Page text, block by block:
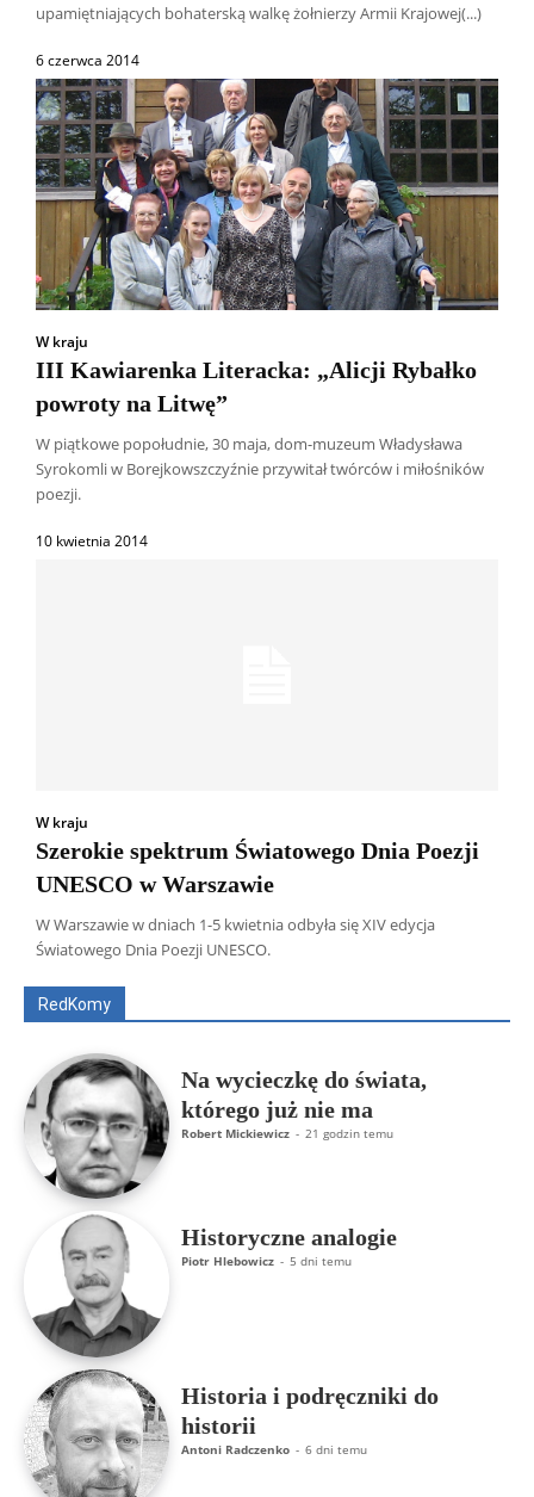
upamiętniających bohaterską walkę żołnierzy Armii Krajowej(...)
6 czerwca 2014
W kraju
III Kawiarenka Literacka: „Alicji Rybałko
powroty na Litwę”
W piątkowe popołudnie, 30 maja, dom-muzeum Władysława
Syrokomli w Borejkowszczyźnie przywitał twórców i miłośników
poezji.
10 kwietnia 2014
W kraju
Szerokie spektrum Światowego Dnia Poezji
UNESCO w Warszawie
W Warszawie w dniach 1-5 kwietnia odbyła się XIV edycja
Światowego Dnia Poezji UNESCO.
RedKomy
Wszyscy Aleksander Borowik
Antoni Radczenko
Artur Płokszto
Grzegorz Górny
ks. Jarosław Wąsowicz SDB
Na wycieczkę do świata,
którego już nie ma
Robert Mickiewicz - 21 godzin temu
Historyczne analogie
Piotr Hlebowicz - 5 dni temu
Historia i podręczniki do
historii
Antoni Radczenko - 6 dni temu